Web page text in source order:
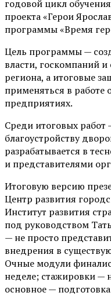
годовой цикл
проекта «Герои
программы «Время
Цель программы —
власти, госкомпаний
региона, а итоговые
применяться в работе
предприятиях.
Среди итоговых
благоустройству
разрабатывается в
и представителями
Итоговую версию
Центр развития
Институт развития
под руководством
— не просто
внедрения в
Очные модули
неделе; стажировки —
основное —